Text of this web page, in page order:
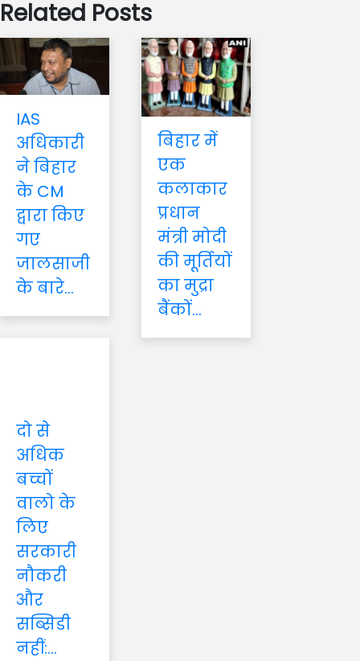
Related Posts
IAS
अधिकारी
ने बिहार
के CM
द्वारा किए
गए
जालसाजी
के बारे...
बिहार में
एक
कलाकार
प्रधान
मंत्री मोदी
की मूर्तियों
का मुद्रा
बैंकों...
दो से
अधिक
बच्चों
वालो के
लिए
सरकारी
नौकरी
और
सब्सिडी
नहीं:...